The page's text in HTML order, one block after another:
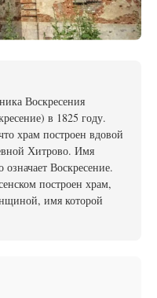
Воскресения
в 1825 году.
храм построен вдовой
Хитрово. Имя
означает Воскресение.
построен храм,
имя которой